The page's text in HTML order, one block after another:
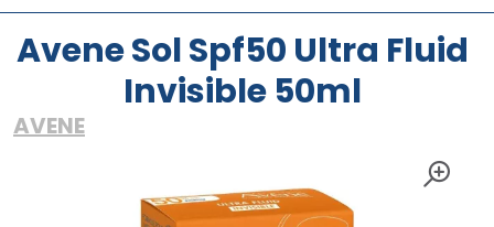
Avene Sol Spf50 Ultra Fluid
Invisible 50ml
AVENE